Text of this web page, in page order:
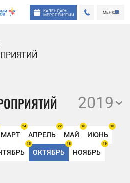
КАЛЕНДАРЬ
МЕРОПРИЯТИЙ
МЕНЮ
2019
МАРТ
24
АПРЕЛЬ
22
МАЙ
16
ИЮНЬ
10
15
ОКТЯБРЬ
18
НОЯБРЬ
19